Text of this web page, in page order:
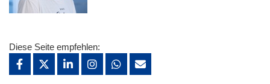
Diese Seite empfehlen: